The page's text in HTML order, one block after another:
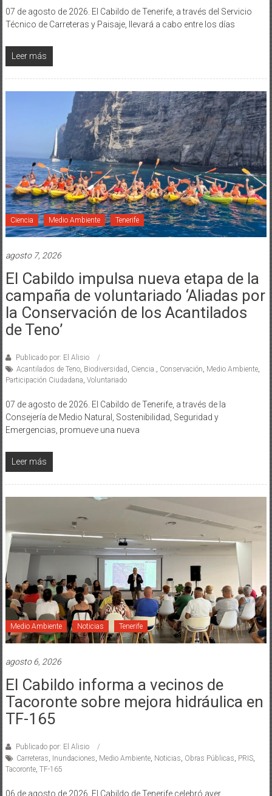
07 de agosto de 2026. El Cabildo de Tenerife, a través del Servicio
Técnico de Carreteras y Paisaje, llevará a cabo entre los días
Leer más
Ciencia Medio Ambiente Tenerife
agosto 7, 2026
El Cabildo impulsa nueva etapa de la
campaña de voluntariado ‘Aliadas por
la Conservación de los Acantilados
de Teno’
Publicado por: El Alisio
Acantilados de Teno, Biodiversidad, Ciencia., Conservación, Medio Ambiente,
Participación Ciudadana, Voluntariado
07 de agosto de 2026. El Cabildo de Tenerife, a través de la
Consejería de Medio Natural, Sostenibilidad, Seguridad y
Emergencias, promueve una nueva
Leer más
Medio Ambiente Noticias Tenerife
agosto 6, 2026
El Cabildo informa a vecinos de
Tacoronte sobre mejora hidráulica en
TF-165
Publicado por: El Alisio
Carreteras, Inundaciones, Medio Ambiente, Noticias, Obras Públicas, PRIS,
Tacoronte, TF-165
06 de agosto de 2026. El Cabildo de Tenerife celebró ayer